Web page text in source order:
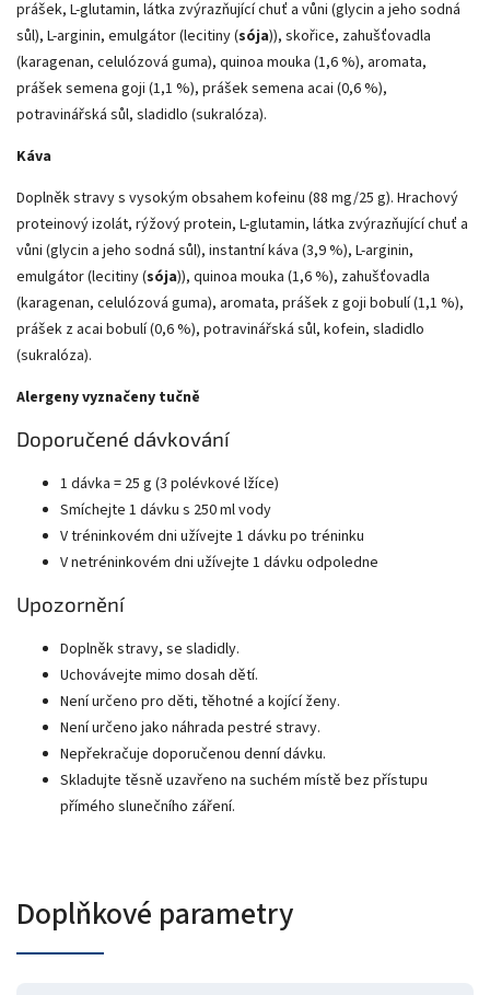
prášek, L-glutamin, látka zvýrazňující chuť a vůni (glycin a jeho sodná
sůl), L-arginin, emulgátor (lecitiny (sója)), skořice, zahušťovadla
(karagenan, celulózová guma), quinoa mouka (1,6 %), aromata,
prášek semena goji (1,1 %), prášek semena acai (0,6 %),
potravinářská sůl, sladidlo (sukralóza).
Káva
Doplněk stravy s vysokým obsahem kofeinu (88 mg/25 g). Hrachový
proteinový izolát, rýžový protein, L-glutamin, látka zvýrazňující chuť a
vůni (glycin a jeho sodná sůl), instantní káva (3,9 %), L-arginin,
emulgátor (lecitiny (sója)), quinoa mouka (1,6 %), zahušťovadla
(karagenan, celulózová guma), aromata, prášek z goji bobulí (1,1 %),
prášek z acai bobulí (0,6 %), potravinářská sůl, kofein, sladidlo
(sukralóza).
Alergeny vyznačeny tučně
Doporučené dávkování
1 dávka = 25 g (3 polévkové lžíce)
Smíchejte 1 dávku s 250 ml vody
V tréninkovém dni užívejte 1 dávku po tréninku
V netréninkovém dni užívejte 1 dávku odpoledne
Upozornění
Doplněk stravy, se sladidly.
Uchovávejte mimo dosah dětí.
Není určeno pro děti, těhotné a kojící ženy.
Není určeno jako náhrada pestré stravy.
Nepřekračuje doporučenou denní dávku.
Skladujte těsně uzavřeno na suchém místě bez přístupu
přímého slunečního záření.
Doplňkové parametry